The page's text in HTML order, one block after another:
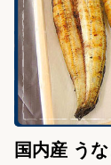
国内産 う